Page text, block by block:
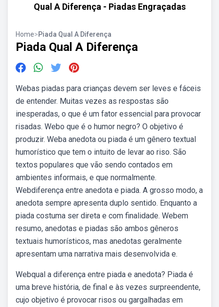
Qual A Diferença - Piadas Engraçadas
Home>Piada Qual A Diferença
Piada Qual A Diferença
Webas piadas para crianças devem ser leves e fáceis
de entender. Muitas vezes as respostas são
inesperadas, o que é um fator essencial para provocar
risadas. Webo que é o humor negro? O objetivo é
produzir. Weba anedota ou piada é um gênero textual
humorístico que tem o intuito de levar ao riso. São
textos populares que vão sendo contados em
ambientes informais, e que normalmente.
Webdiferença entre anedota e piada. A grosso modo, a
anedota sempre apresenta duplo sentido. Enquanto a
piada costuma ser direta e com finalidade. Webem
resumo, anedotas e piadas são ambos gêneros
textuais humorísticos, mas anedotas geralmente
apresentam uma narrativa mais desenvolvida e.
Webqual a diferença entre piada e anedota? Piada é
uma breve história, de final e às vezes surpreendente,
cujo objetivo é provocar risos ou gargalhadas em